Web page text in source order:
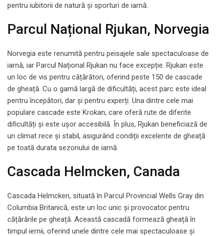
pentru iubitorii de natură și sporturi de iarnă.
Parcul Național Rjukan, Norvegia
Norvegia este renumită pentru peisajele sale spectaculoase de
iarnă, iar Parcul Național Rjukan nu face excepție. Rjukan este
un loc de vis pentru cățărători, oferind peste 150 de cascade
de gheață. Cu o gamă largă de dificultăți, acest parc este ideal
pentru începători, dar și pentru experți. Una dintre cele mai
populare cascade este Krokan, care oferă rute de diferite
dificultăți și este ușor accesibilă. În plus, Rjukan beneficiază de
un climat rece și stabil, asigurând condiții excelente de gheață
pe toată durata sezonului de iarnă.
Cascada Helmcken, Canada
Cascada Helmcken, situată în Parcul Provincial Wells Gray din
Columbia Britanică, este un loc unic și provocator pentru
cățărările pe gheață. Această cascadă formează gheață în
timpul iernii, oferind unele dintre cele mai spectaculoase și